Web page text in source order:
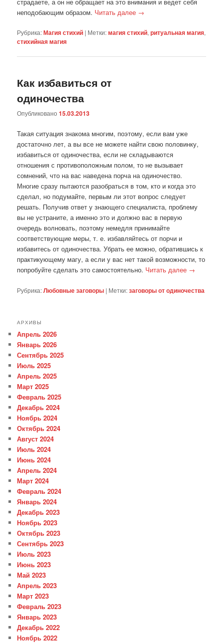
неподобающим образом. Читать далее →
Рубрика:Магия стихий | Метки:магия стихий,ритуальная магия,
стихийная магия
Как избавиться от
одиночества
Опубликовано15.03.2013
Такая ситуация знакома многим, поэтому, если вам уже
достаточно лет, а вы все не можете найти свою половинку,
избавиться от одиночества, если не складываются
отношения с противоположным полом, то не вызывает
сомнений, что на вас наведена порча на одиночество.
Многие сразу пытаются разобраться в том, кто и когда это
сделал, но подумайте, первым ли этот вопрос следует
решать. Получив ответ у знающего специалиста, проблему
вы не устраните, а именно это и должно вас в первую
очередь волновать, поэтому немедля принимайте
соответствующие меры, т. е. избавляйтесь от порчи и
избавитесь от одиночества. Убрать ее можно, обратившись к
практикующему магу, а если у вас нет такой возможности, то
попробуйте сделать это самостоятельно. Читать далее →
Рубрика:Любовные заговоры | Метки:заговоры от одиночества
АРХИВЫ
Апрель 2026
Январь 2026
Сентябрь 2025
Июль 2025
Апрель 2025
Март 2025
Февраль 2025
Декабрь 2024
Ноябрь 2024
Октябрь 2024
Август 2024
Июль 2024
Июнь 2024
Апрель 2024
Март 2024
Февраль 2024
Январь 2024
Декабрь 2023
Ноябрь 2023
Октябрь 2023
Сентябрь 2023
Июль 2023
Июнь 2023
Май 2023
Апрель 2023
Март 2023
Февраль 2023
Январь 2023
Декабрь 2022
Ноябрь 2022